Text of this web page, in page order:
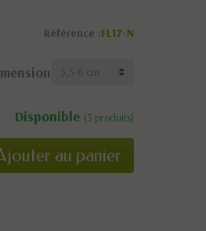
Référence :FL17-N
Disponible (3 produits)
au panier